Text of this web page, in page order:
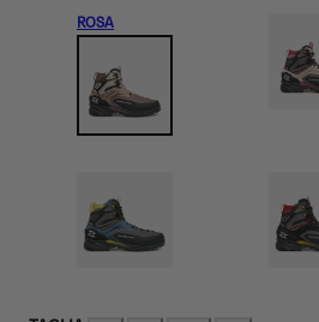
ROSA